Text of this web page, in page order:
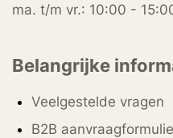
ma. t/m vr.: 10:00 -
Belangrijke
Veelgestelde vragen
B2B